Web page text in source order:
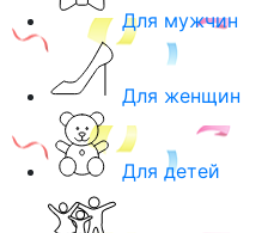
Для мужчин
Для женщин
Для детей